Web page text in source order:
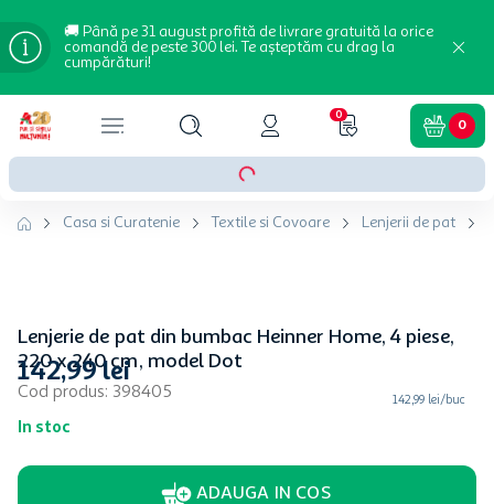
🚚 Până pe 31 august profită de livrare gratuită la orice
comandă de peste 300 lei. Te așteptăm cu drag la
cumpărături!
0
0
Casa si Curatenie Textile si Covoare Lenjerii de pat
Lenjerie de pat din bumbac Heinner Home, 4 piese,
220 x 240 cm, model Dot
Cod produs: 398405
In stoc
142,99lei
142,99 lei/buc
ADAUGA IN COS